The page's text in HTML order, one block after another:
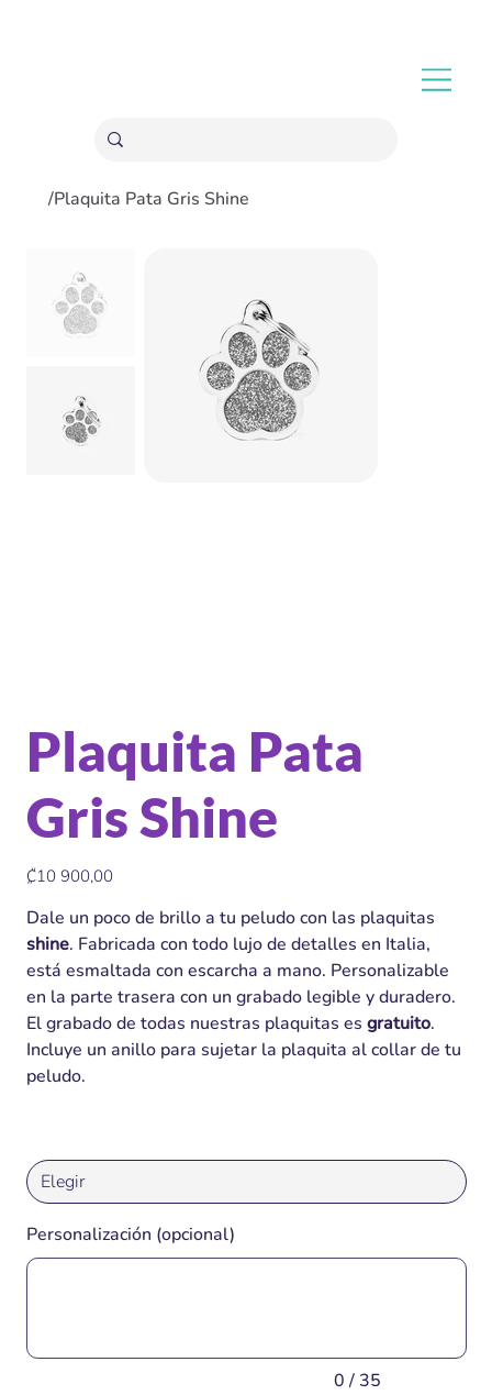
/Plaquita Pata Gris Shine
Plaquita Pata
Gris Shine
Precio
₡10 900,00
Dale un poco de brillo a tu peludo con las plaquitas
shine. Fabricada con todo lujo de detalles en Italia,
está esmaltada con escarcha a mano. Personalizable
en la parte trasera con un grabado legible y duradero.
El grabado de todas nuestras plaquitas es gratuito.
Incluye un anillo para sujetar la plaquita al collar de tu
peludo.
Personalización (opcional)
35
0 / 35